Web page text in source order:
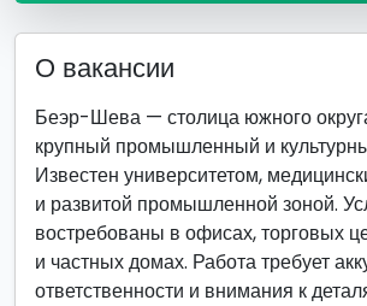
О вакансии
Беэр-Шева — столица южного
крупный промышленный и
Известен университетом,
и развитой промышленной зоной.
востребованы в офисах, торговых
и частных домах. Работа требует
ответственности и внимания к